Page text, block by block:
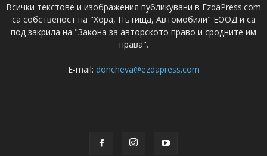
Всички текстове и изображения публикувани в EzdaPress.com
са собственост на "Хора, Пътища, Автомобили" ЕООД и са
под закрила на "Закона за авторското право и сродните им
права".
E-mail: doncheva@ezdapress.com